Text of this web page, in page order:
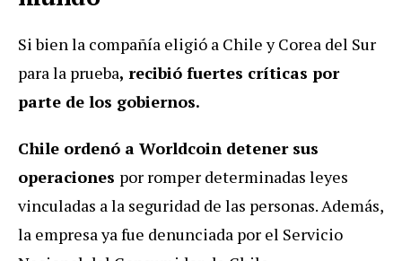
Si bien la compañía eligió a Chile y Corea del Sur
para la prueba, recibió fuertes críticas por
parte de los gobiernos.
Chile ordenó a Worldcoin detener sus
operaciones por romper determinadas leyes
vinculadas a la seguridad de las personas. Además,
la empresa ya fue denunciada por el Servicio